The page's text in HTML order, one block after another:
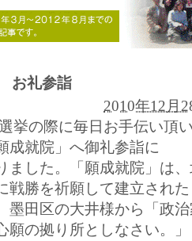
お礼参詣
2010年12月
挙の際に毎日お手伝い頂
成就院」へ御礼参詣に
ました。「願成就院」は
戦勝を祈願して建立された
墨田区の大井様から「政
願の拠り所としなさい。」